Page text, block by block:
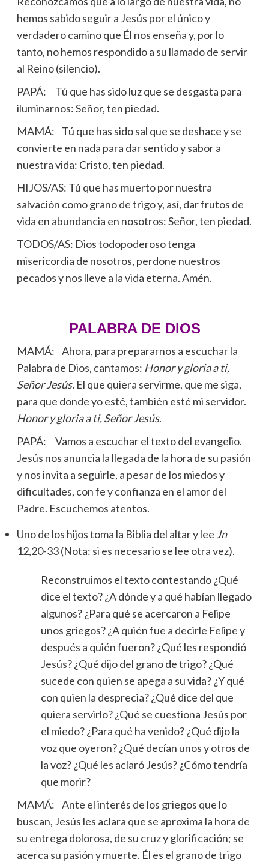
hemos sabido seguir a Jesús por el único y
verdadero camino que Él nos enseña y, por lo
tanto, no hemos respondido a su llamado de servir
al Reino (silencio).
PAPÁ: Tú que has sido luz que se desgasta para
iluminarnos: Señor, ten piedad.
MAMÁ: Tú que has sido sal que se deshace y se
convierte en nada para dar sentido y sabor a
nuestra vida: Cristo, ten piedad.
HIJOS/AS: Tú que has muerto por nuestra
salvación como grano de trigo y, así, dar frutos de
vida en abundancia en nosotros: Señor, ten piedad.
TODOS/AS: Dios todopoderoso tenga
misericordia de nosotros, perdone nuestros
pecados y nos lleve a la vida eterna. Amén.
PALABRA DE DIOS
MAMÁ: Ahora, para prepararnos a escuchar la
Palabra de Dios, cantamos: Honor y gloria a ti,
Señor Jesús.El que quiera servirme, que me siga,
para que donde yo esté, también esté mi servidor.
Honor y gloria a ti, Señor Jesús.
PAPÁ: Vamos a escuchar el texto del evangelio.
Jesús nos anuncia la llegada de la hora de su pasión
y nos invita a seguirle, a pesar de los miedos y
dificultades, con fe y confianza en el amor del
Padre. Escuchemos atentos.
Uno de los hijos toma la Biblia del altar y lee Jn
12,20-33 (Nota: si es necesario se lee otra vez).
Reconstruimos el texto contestando ¿Qué
dice el texto? ¿A dónde y a qué habían llegado
algunos? ¿Para qué se acercaron a Felipe
unos griegos? ¿A quién fue a decirle Felipe y
después a quién fueron? ¿Qué les respondió
Jesús? ¿Qué dijo del grano de trigo? ¿Qué
sucede con quien se apega a su vida? ¿Y qué
con quien la desprecia? ¿Qué dice del que
quiera servirlo? ¿Qué se cuestiona Jesús por
el miedo? ¿Para qué ha venido? ¿Qué dijo la
voz que oyeron? ¿Qué decían unos y otros de
la voz? ¿Qué les aclaró Jesús? ¿Cómo tendría
que morir?
MAMÁ: Ante el interés de los griegos que lo
buscan, Jesús les aclara que se aproxima la hora de
su entrega dolorosa, de su cruz y glorificación; se
acerca su pasión y muerte. Él es el grano de trigo